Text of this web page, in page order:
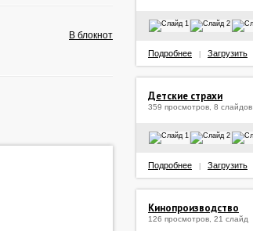
В блокнот
Подробнее Загрузить
Детские страхи
359 просмотров, 8 слайдов
Подробнее Загрузить
Кинопроизводство
126 просмотров, 21 слайд